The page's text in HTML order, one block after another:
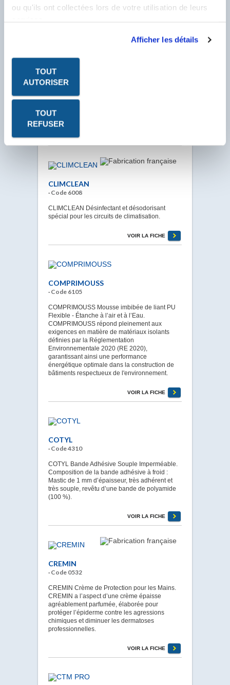
ou qu'ils ont collectées lors de votre utilisation de leurs
Afficher les détails
TOUT
AUTORISER
TOUT
REFUSER
CLEAN MOUSS PRO Nettoyant Carrosserie
Mousse Active. Formulation riche en tensioactif,
onctueuse qui s’accroche sur les surfaces
CLIMCLEAN
· Code 6008
CLIMCLEAN Désinfectant et désodorisant
spécial pour les circuits de climatisation.
VOIR LA FICHE
COMPRIMOUSS
· Code 6105
COMPRIMOUSS Mousse imbibée de liant PU
Flexible - Étanche à l’air et à l’Eau.
COMPRIMOUSS répond pleinement aux
exigences en matière de matériaux isolants
définies par la Réglementation
Environnementale 2020 (RE 2020),
garantissant ainsi une performance
énergétique optimale dans la construction de
bâtiments respectueux de l'environnement.
VOIR LA FICHE
COTYL
· Code 4310
COTYL Bande Adhésive Souple Imperméable.
Composition de la bande adhésive à froid :
Mastic de 1 mm d’épaisseur, très adhérent et
très souple, revêtu d’une bande de polyamide
(100 %).
VOIR LA FICHE
CREMIN
· Code 0532
CREMIN Crème de Protection pour les Mains.
CREMIN a l’aspect d’une crème épaisse
agréablement parfumée, élaborée pour
protéger l’épiderme contre les agressions
chimiques et diminuer les dermatoses
professionnelles.
VOIR LA FICHE